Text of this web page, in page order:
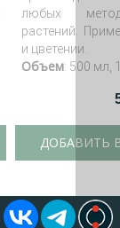
любых
растений.
и цветении.
Объем: 500 мл,
ДОБАВИТЬ